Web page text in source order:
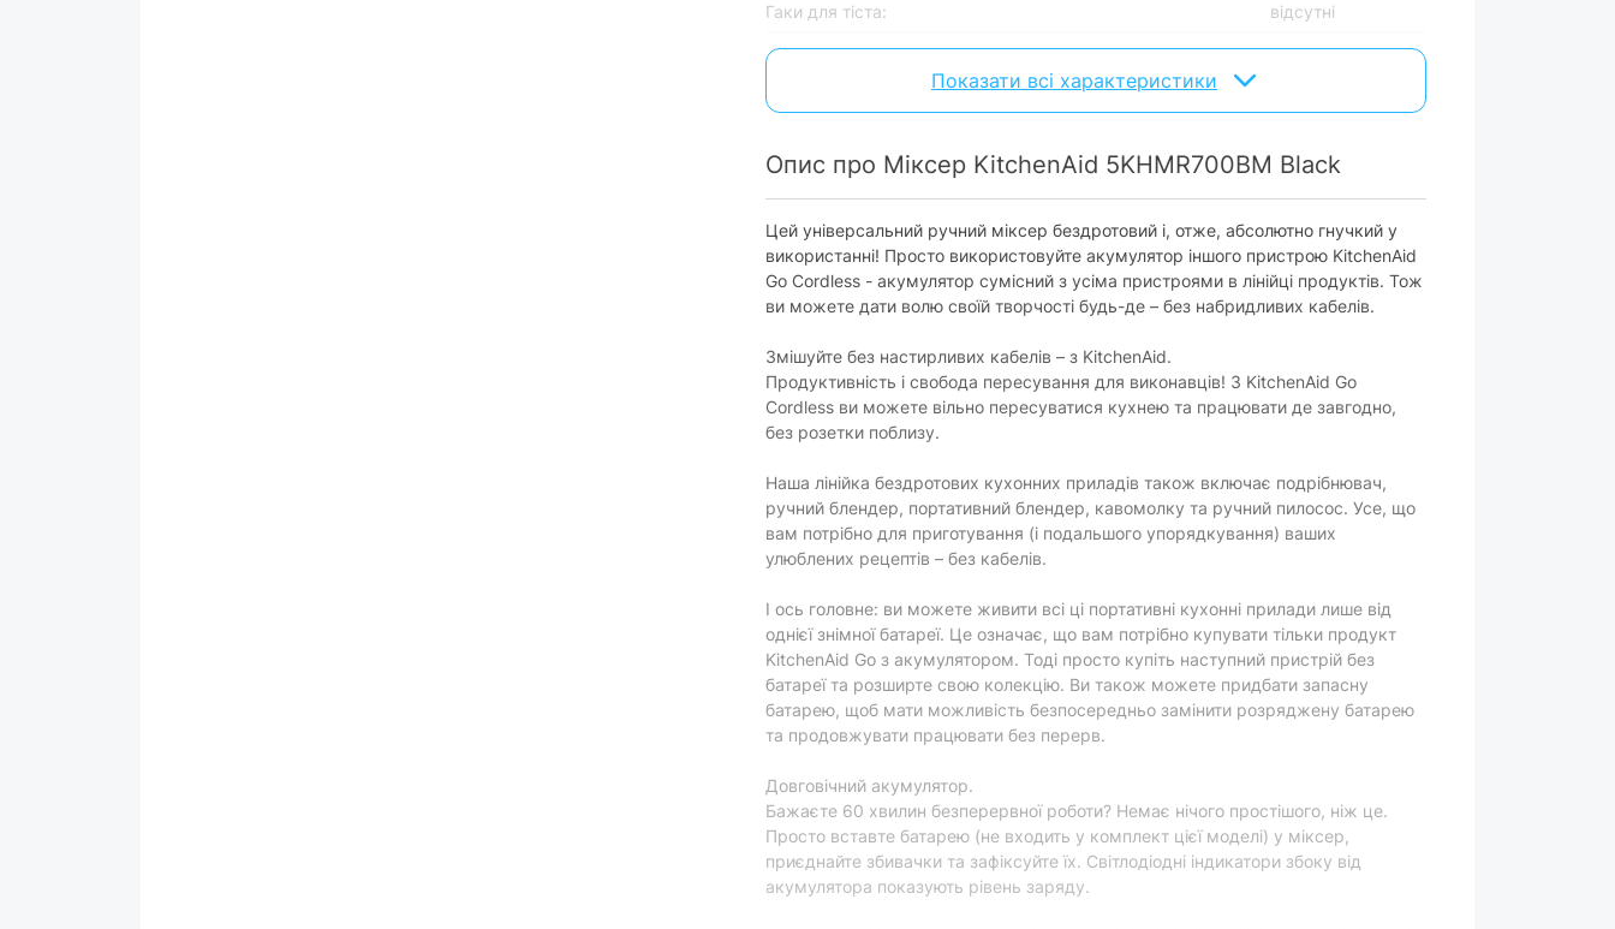
Гаки для тіста:
відсутні
Вінчик:
2 шт.
Для приготування пюре:
Особливості
Захист від випадкового випадіння насадок:
є
Імпульсний режим:
відсутній
Від'єднувана підставка:
відсутня
Таймер:
без таймера
Обертаюча чаша:
відсутня
Фізичні характеристики
Колір:
чорний
Вага:
Довжина шнура:
бездротовий
Характеристики та комплектація товару можуть змінюватися виробником без
повідомлення.
Показати всі характеристики
Опис про Міксер KitchenAid 5KHMR700BM Black
Цей універсальний ручний міксер бездротовий і, отже, абсолютно гнучкий у
використанні! Просто використовуйте акумулятор іншого пристрою KitchenAid
Go Cordless - акумулятор сумісний з усіма пристроями в лінійці продуктів. Тож
ви можете дати волю своїй творчості будь-де – без набридливих кабелів.
Змішуйте без настирливих кабелів – з KitchenAid.
Продуктивність і свобода пересування для виконавців! З KitchenAid Go
Cordless ви можете вільно пересуватися кухнею та працювати де завгодно,
без розетки поблизу.
Наша лінійка бездротових кухонних приладів також включає подрібнювач,
ручний блендер, портативний блендер, кавомолку та ручний пилосос. Усе, що
вам потрібно для приготування (і подальшого упорядкування) ваших
улюблених рецептів – без кабелів.
І ось головне: ви можете живити всі ці портативні кухонні прилади лише від
однієї знімної батареї. Це означає, що вам потрібно купувати тільки продукт
KitchenAid Go з акумулятором. Тоді просто купіть наступний пристрій без
батареї та розширте свою колекцію. Ви також можете придбати запасну
батарею, щоб мати можливість безпосередньо замінити розряджену батарею
та продовжувати працювати без перерв.
Довговічний акумулятор.
Бажаєте 60 хвилин безперервної роботи? Немає нічого простішого, ніж це.
Просто вставте батарею (не входить у комплект цієї моделі) у міксер,
приєднайте збивачки та зафіксуйте їх. Світлодіодні індикатори збоку від
акумулятора показують рівень заряду.